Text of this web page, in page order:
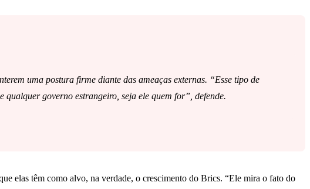
uma postura firme diante das ameaças externas. “Esse tipo de
governo estrangeiro, seja ele quem for”, defende.
elas têm como alvo, na verdade, o crescimento do Brics. “Ele mira o fato do